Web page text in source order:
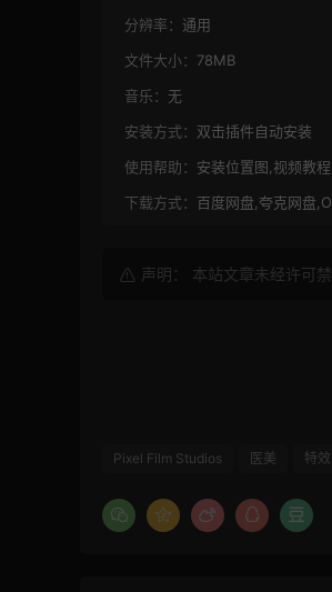
分辨率： 通用
文件大小： 78MB
音乐： 无
安装方式： 双击插件自动安装
使用帮助： 安装位置图,视频教程
下载方式： 百度网盘,夸克网盘
声明： 本站文章未经许可
Pixel Film Studios 医美 特效